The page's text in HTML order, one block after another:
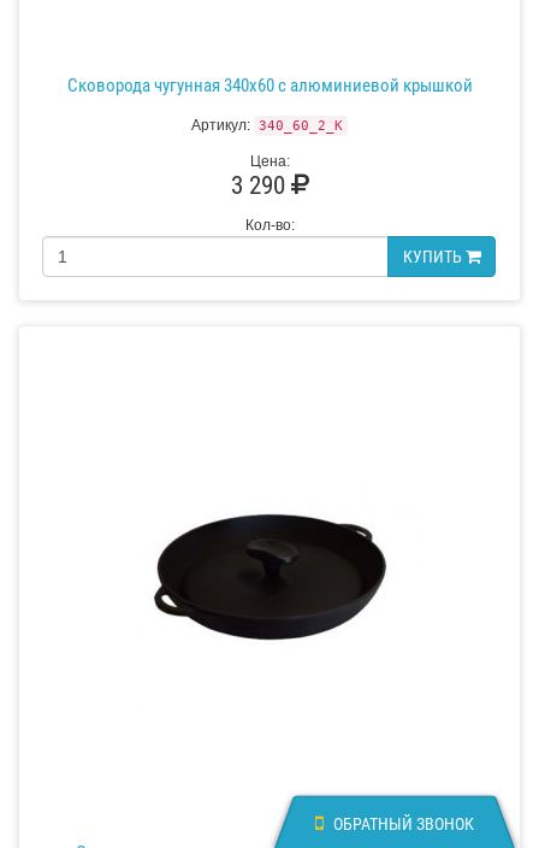
Сковорода чугунная 340х60 с алюминиевой крышкой
Артикул: 340_60_2_K
Цена:
3 290
Кол-во:
КУПИТЬ
ОБРАТНЫЙ ЗВОНОК